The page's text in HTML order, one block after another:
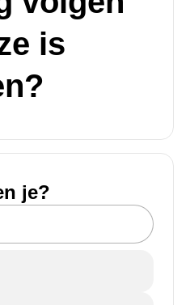
is
je?